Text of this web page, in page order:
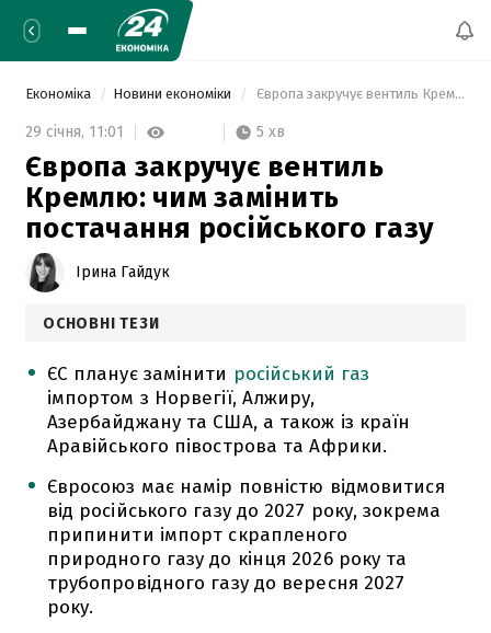
Економіка Новини економіки Європа закручує вентиль Кремлю: чим замінить постачання російського газу
29 січня, 11:01 5 хв
Європа закручує вентиль
Кремлю: чим замінить
постачання російського газу
Ірина Гайдук
ОСНОВНІ ТЕЗИ
ЄС планує замінити російський газ
імпортом з Норвегії, Алжиру,
Азербайджану та США, а також із країн
Аравійського півострова та Африки.
Євросоюз має намір повністю відмовитися
від російського газу до 2027 року, зокрема
припинити імпорт скрапленого
природного газу до кінця 2026 року та
трубопровідного газу до вересня 2027
року.